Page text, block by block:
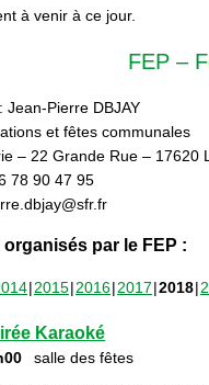
à venir à ce jour.
FEP –
: Jean-Pierre DBJAY
et fêtes communales
– 22 Grande Rue – 17620
78 90 47 95
organisés par le FEP :
2015 2016 2017 2018
Karaoké
salle des fêtes